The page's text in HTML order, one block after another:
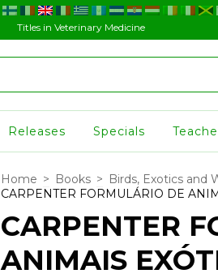
Titles in Veterinary Medicine
Releases Specials
Home > Books > Birds, Exotics and
CARPENTER FORMULÁRIO DE
CARPENTER
ANIMAIS